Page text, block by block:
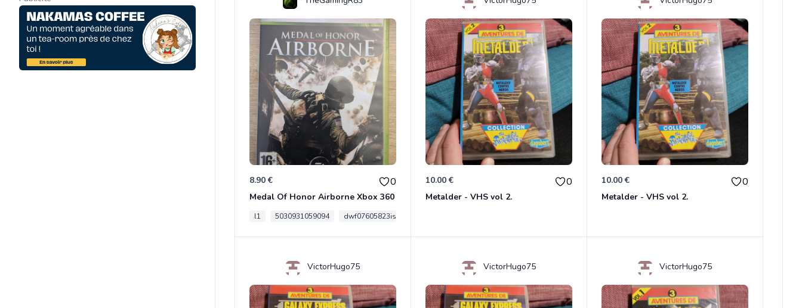
8.90 € 0
Medal Of Honor Airborne Xbox 360
l1 5030931059094 dwf07605823is
10.00 € 0
Metalder - VHS vol 2.
10.00 € 0
Metalder - VHS vol 2.
VictorHugo75 VictorHugo75 VictorHugo75